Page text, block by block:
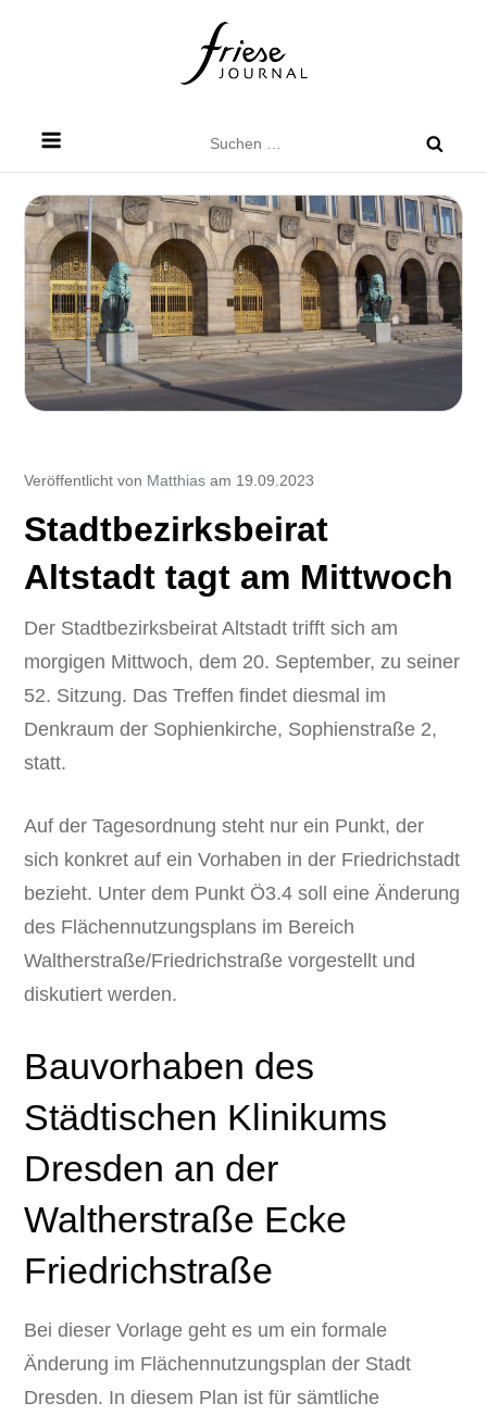
nach:
Veröffentlicht von Matthias am 19.09.2023
Stadtbezirksbeirat
Altstadt tagt am Mittwoch
Der Stadtbezirksbeirat Altstadt trifft sich am
morgigen Mittwoch, dem 20. September, zu seiner
52. Sitzung. Das Treffen findet diesmal im
Denkraum der Sophienkirche, Sophienstraße 2,
statt.
Auf der Tagesordnung steht nur ein Punkt, der
sich konkret auf ein Vorhaben in der Friedrichstadt
bezieht. Unter dem Punkt Ö3.4 soll eine Änderung
des Flächennutzungsplans im Bereich
Waltherstraße/Friedrichstraße vorgestellt und
diskutiert werden.
Bauvorhaben des
Städtischen Klinikums
Dresden an der
Waltherstraße Ecke
Friedrichstraße
Bei dieser Vorlage geht es um ein formale
Änderung im Flächennutzungsplan der Stadt
Dresden. In diesem Plan ist für sämtliche